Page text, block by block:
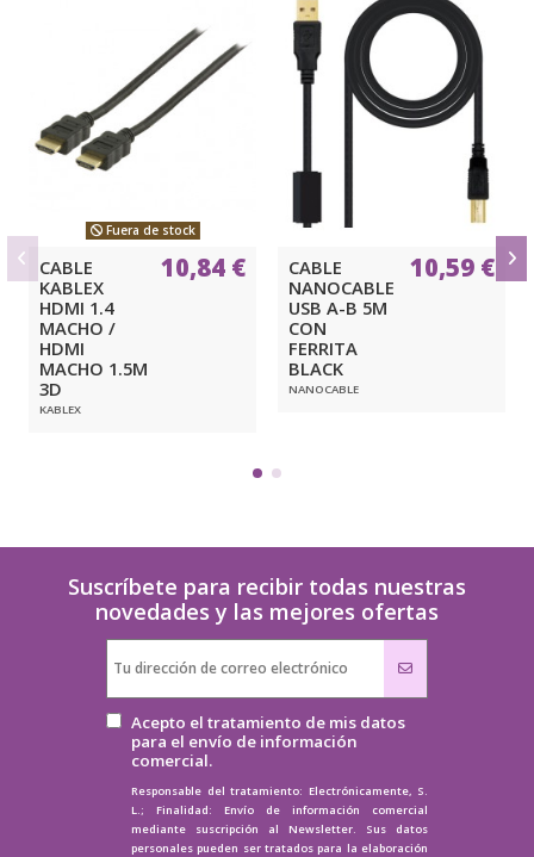
Fuera de stock
CABLE
KABLEX
HDMI 1.4
MACHO /
HDMI
MACHO 1.5M
3D
KABLEX
10,84 €
CABLE
NANOCABLE
USB A-B 5M
CON
FERRITA
BLACK
NANOCABLE
10,59 €
Suscríbete para recibir todas nuestras
novedades y las mejores ofertas
Acepto el tratamiento de mis datos
para el envío de información
comercial.
Responsable del tratamiento: Electrónicamente, S.
L.; Finalidad: Envío de información comercial
mediante suscripción al Newsletter. Sus datos
personales pueden ser tratados para la elaboración